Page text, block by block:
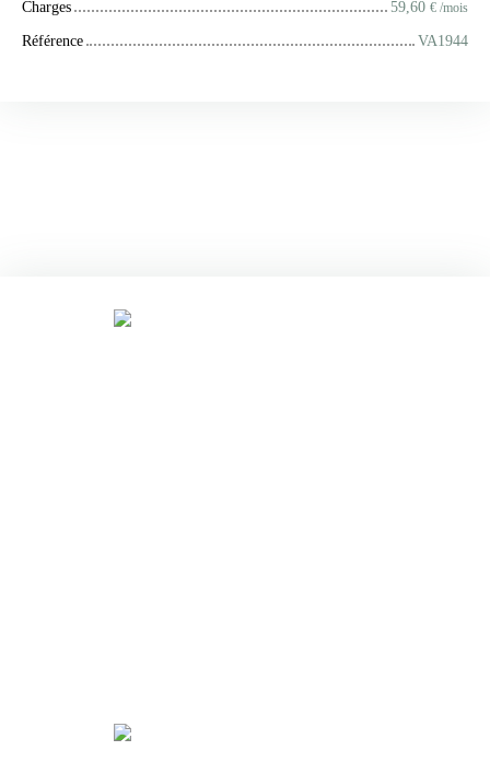
Charges
59,60 € /mois
Référence VA1944